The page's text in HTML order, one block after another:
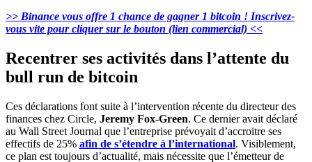
>> Binance vous offre 1 chance de gagner 1 bitcoin ! Inscrivez-
vous vite pour cliquer sur le bouton (lien commercial) <<
Recentrer ses activités dans l’attente du
bull run de bitcoin
Ces déclarations font suite à l’intervention récente du directeur des
finances chez Circle, Jeremy Fox-Green. Ce dernier avait déclaré
au Wall Street Journal que l’entreprise prévoyait d’accroitre ses
effectifs de 25% afin de s’étendre à l’international. Visiblement,
ce plan est toujours d’actualité, mais nécessite que l’émetteur de